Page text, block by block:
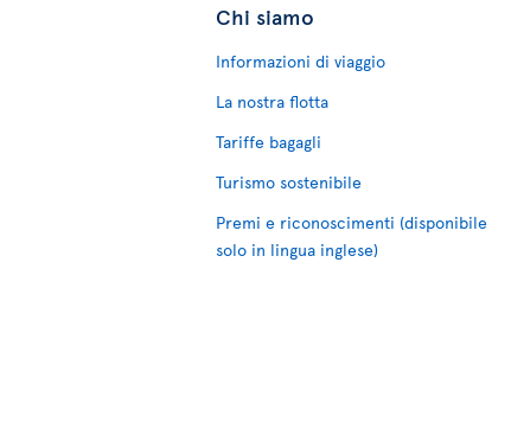
Chi siamo
Informazioni di viaggio
La nostra flotta
Tariffe bagagli
Turismo sostenibile
Premi e riconoscimenti (disponibile
solo in lingua inglese)